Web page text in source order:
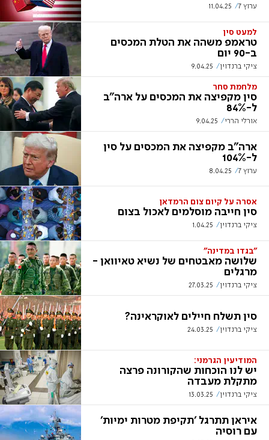
ערוץ 7 11.04.25
למעט סין
טראמפ משהה את הטלת המכסים
ב-90 יום
ציקי ברנדוין 9.04.25
מלחמת סחר
סין מקפיצה את המכסים על ארה"ב
ל-84%
אורלי הררי 9.04.25
ארה"ב מקפיצה את המכסים על סין
ל-104%
ערוץ 7 8.04.25
אסרה על קיום צום הרמדאן
סין חייבה מוסלמים לאכול בצום
ציקי ברנדוין 1.04.25
"בגדו במדינה"
שלושה מאבטחים של נשיא טאיוואן -
מרגלים
ציקי ברנדוין 27.03.25
סין תשלח חיילים לאוקראינה?
ציקי ברנדוין 24.03.25
המודיעין הגרמני:
יש לנו הוכחות שהקורונה פרצה
מתקלת מעבדה
ציקי ברנדוין 13.03.25
איראן תתרגל 'תקיפת מטרות ימיות'
עם רוסיה